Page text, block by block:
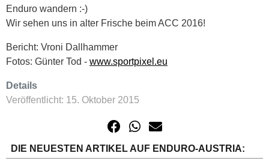
Enduro wandern :-)
Wir sehen uns in alter Frische beim ACC 2016!
Bericht: Vroni Dallhammer
Fotos: Günter Tod - www.sportpixel.eu
Details
Veröffentlicht: 15. Oktober 2015
DIE NEUESTEN ARTIKEL AUF ENDURO-AUSTRIA: